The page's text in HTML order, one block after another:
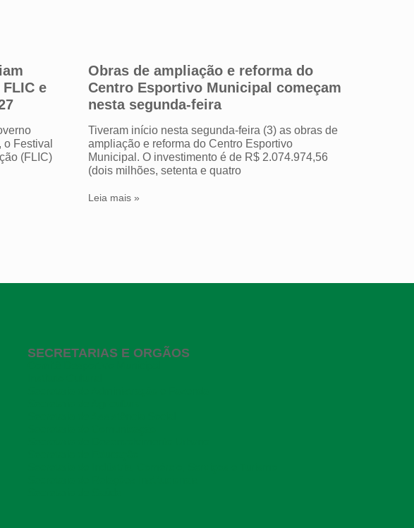
e
Festival
(FLIC)
Obras de ampliação e reforma do
Centro Esportivo Municipal começam
nesta segunda-feira
Tiveram início nesta segunda-feira (3) as obras de
ampliação e reforma do Centro Esportivo
Municipal. O investimento é de R$ 2.074.974,56
(dois milhões, setenta e quatro
Leia mais »
SECRETARIAS E ORGÃOS